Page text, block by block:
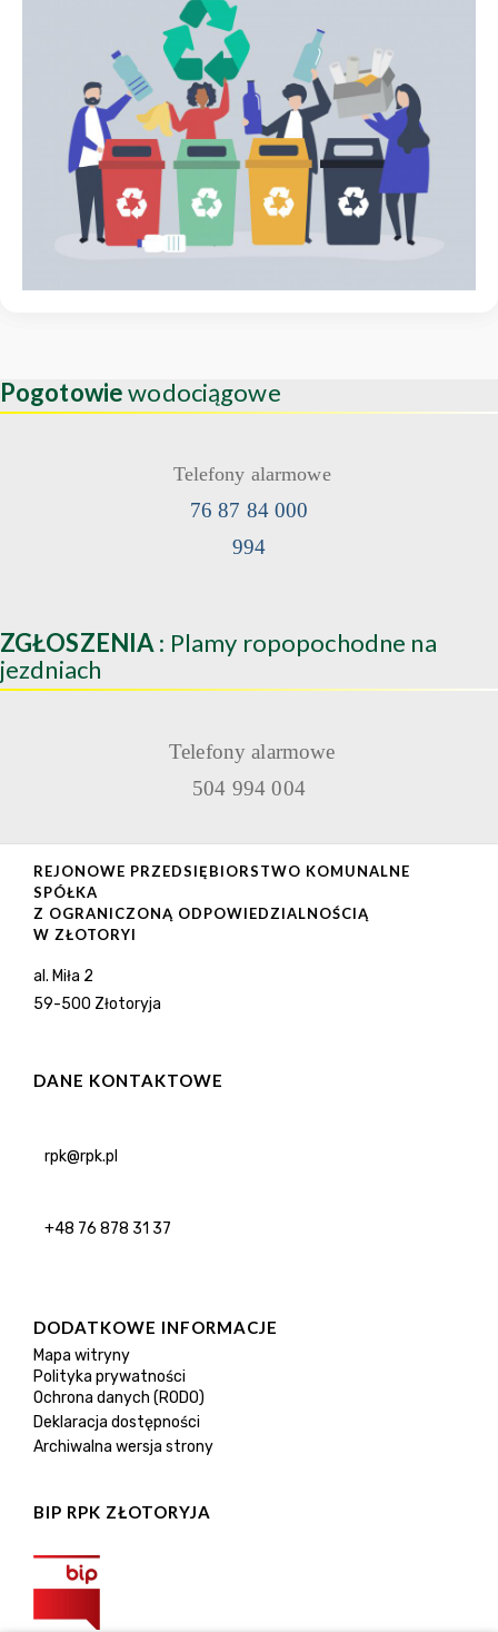
Pogotowiewodociągowe
Telefony alarmowe
76 87 84 000
994
ZGŁOSZENIA : Plamy ropopochodne na
jezdniach
Telefony alarmowe
504 994 004
REJONOWE PRZEDSIĘBIORSTWO KOMUNALNE
SPÓŁKA
Z OGRANICZONĄ ODPOWIEDZIALNOŚCIĄ
W ZŁOTORYI
al. Miła 2
59-500 Złotoryja
DANE KONTAKTOWE
rpk@rpk.pl
+48 76 878 31 37
DODATKOWE INFORMACJE
Mapa witryny
Polityka prywatności
Ochrona danych (RODO)
Deklaracja dostępności
Archiwalna wersja strony
BIP RPK ZŁOTORYJA